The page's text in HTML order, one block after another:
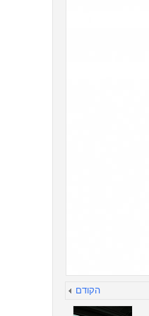
הקודם